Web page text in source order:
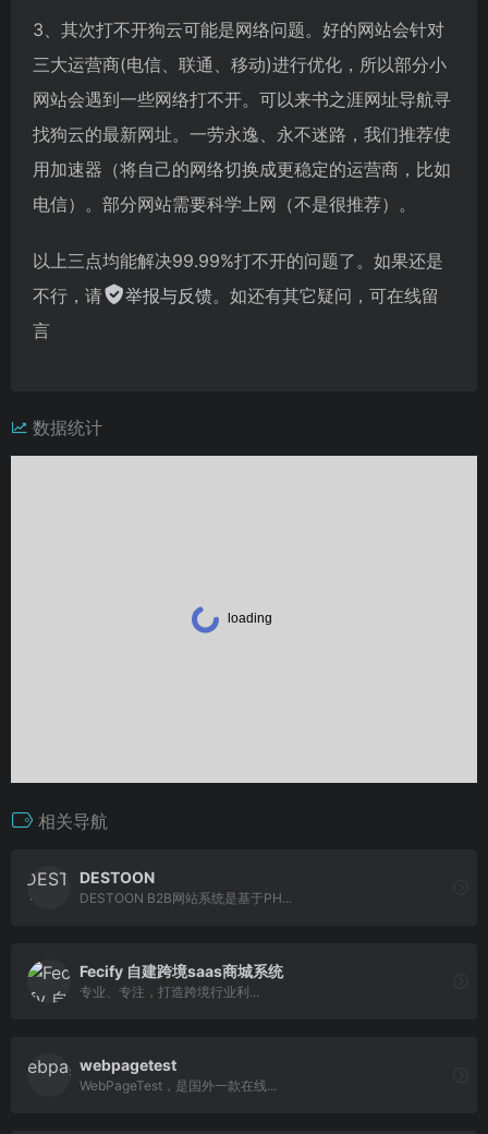
3、其次打不开狗云可能是网络问题。好的网站会针对
三大运营商(电信、联通、移动)进行优化，所以部分小
网站会遇到一些网络打不开。可以来书之涯网址导航寻
找狗云的最新网址。一劳永逸、永不迷路，我们推荐使
用加速器（将自己的网络切换成更稳定的运营商，比如
电信）。部分网站需要科学上网（不是很推荐）。
以上三点均能解决99.99%打不开的问题了。如果还是
不行，请
举报与反馈。如还有其它疑问，可在线留
言
数据统计
相关导航
DESTOON
DESTOON B2B网站系统是基于PH...
Fecify 自建跨境saas商城系统
专业、专注，打造跨境行业利...
webpagetest
WebPageTest，是国外一款在线...